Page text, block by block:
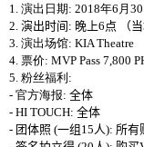
1. 演出日期: 2018年6 月30
2. 演出时间: 晚 上6 点 （当
3. 演出场馆: KIA Theatre
4. 票价: MVP Pass 7,800
5. 粉丝福利:
- 官方海报: 全体
- HI TOUCH: 全体
- 团体照 (一组15 人): 所有